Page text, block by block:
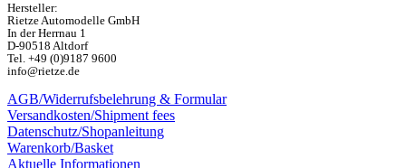
Hersteller:
Rietze Automodelle GmbH
In der Herrnau 1
D-90518 Altdorf
Tel. +49 (0)9187 9600
info@rietze.de
AGB/Widerrufsbelehrung & Formular
Versandkosten/Shipment fees
Datenschutz/Shopanleitung
Warenkorb/Basket
Aktuelle Informationen